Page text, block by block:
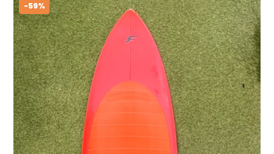
-59%